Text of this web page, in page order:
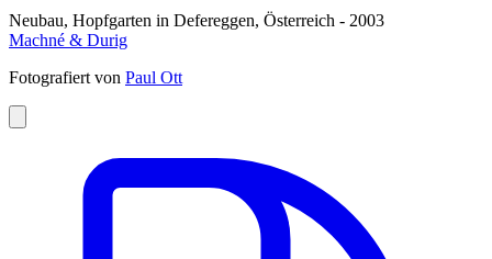
Neubau, Hopfgarten in Defereggen, Österreich - 2003
Machné & Durig
Fotografiert von Paul Ott